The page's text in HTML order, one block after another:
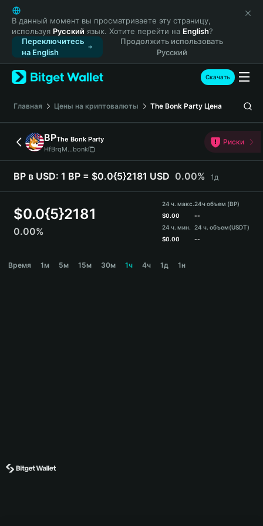
English
日本語
Tiếng Việt
Русский
Español (Latinoamérica)
Türkçe
Français
Deutsch
简体中文
繁體中文
Português (Portugal)
Bahasa Indonesia
ภาษาไทย
Español
Español (Argentina)
В данный момент вы просматриваете эту страницу,
используя Русский язык. Хотите перейти на English?
Переключитесь
на English
Продолжить использовать
Русский
Скачать
Главная Цены на криптовалюты The Bonk Party Цена
BPThe Bonk Party
HfBrqM...bonk
Риски
BP в USD: 1 BP = $0.0{5}2181 USD 0.00% 1д
$0.0{5}2181
0.00%
24 ч. макс.
$0.00
24 ч. мин.
$0.00
24ч объем (BP)
--
24 ч. объем(USDT)
--
Время 1м 5м 15м 30м 1ч 4ч 1д 1н